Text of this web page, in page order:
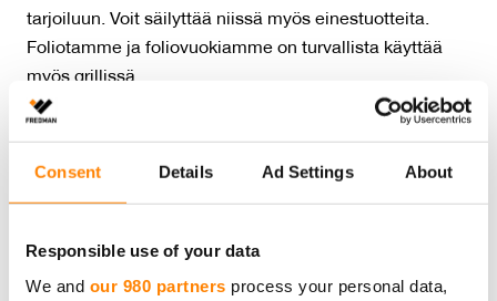
Consent Details Ad Settings About
Responsible use of your data
We and our 980 partners process your personal data,
tarjoiluun. Voit säilyttää niissä myös einestuotteita.
Foliotamme ja foliovuokiamme on turvallista käyttää
myös grillissä.
Fredman foliovuoka 1,5 l pakkauksessa on 4 vuokaa.
Pakkauksissa on mukana säilytystä helpottavat
kartonkikannet, joihin on myös helppoa kirjoittaa vuoan
Määrä: 4 kpl